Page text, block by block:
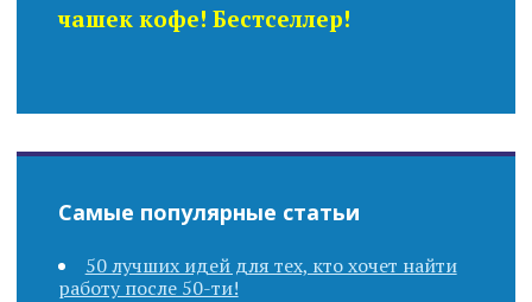
чашек кофе! Бестселлер!
Самые популярные статьи
50 лучших идей для тех, кто хочет найти
работу после 50-ти!